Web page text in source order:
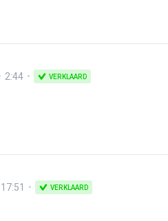
2:44 VERKLAARD
17:51 VERKLAARD